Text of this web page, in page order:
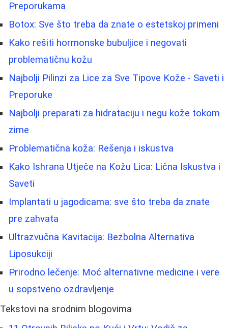
Preporukama
Botox: Sve što treba da znate o estetskoj primeni
Kako rešiti hormonske bubuljice i negovati
problematičnu kožu
Najbolji Pilinzi za Lice za Sve Tipove Kože - Saveti i
Preporuke
Najbolji preparati za hidrataciju i negu kože tokom
zime
Problematična koža: Rešenja i iskustva
Kako Ishrana Utječe na Kožu Lica: Lična Iskustva i
Saveti
Implantati u jagodicama: sve što treba da znate
pre zahvata
Ultrazvučna Kavitacija: Bezbolna Alternativa
Liposukciji
Prirodno lečenje: Moć alternativne medicine i vere
u sopstveno ozdravljenje
Tekstovi na srodnim blogovima